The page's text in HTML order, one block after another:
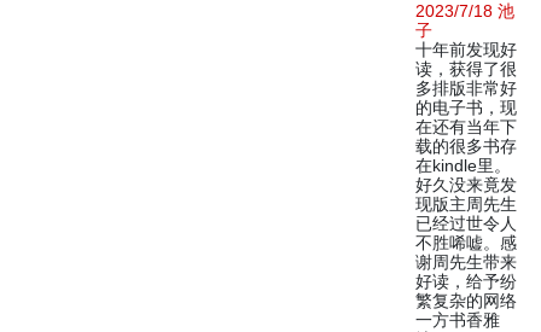
2023/7/18 池
子
十年前发现好
读，获得了很
多排版非常好
的电子书，现
在还有当年下
载的很多书存
在kindle里。
好久没来竟发
现版主周先生
已经过世令人
不胜唏嘘。感
谢周先生带来
好读，给予纷
繁复杂的网络
一方书香雅